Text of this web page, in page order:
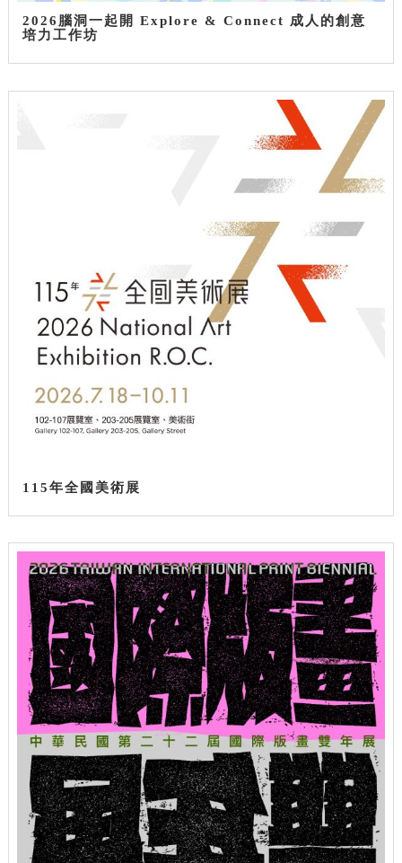
2026腦洞一起開 Explore & Connect 成人的創意
培力工作坊
115年全國美術展